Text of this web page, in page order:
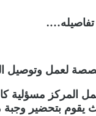
تفاصيله….
لعمل وتوصيل
المركز
يقوم بتحضير